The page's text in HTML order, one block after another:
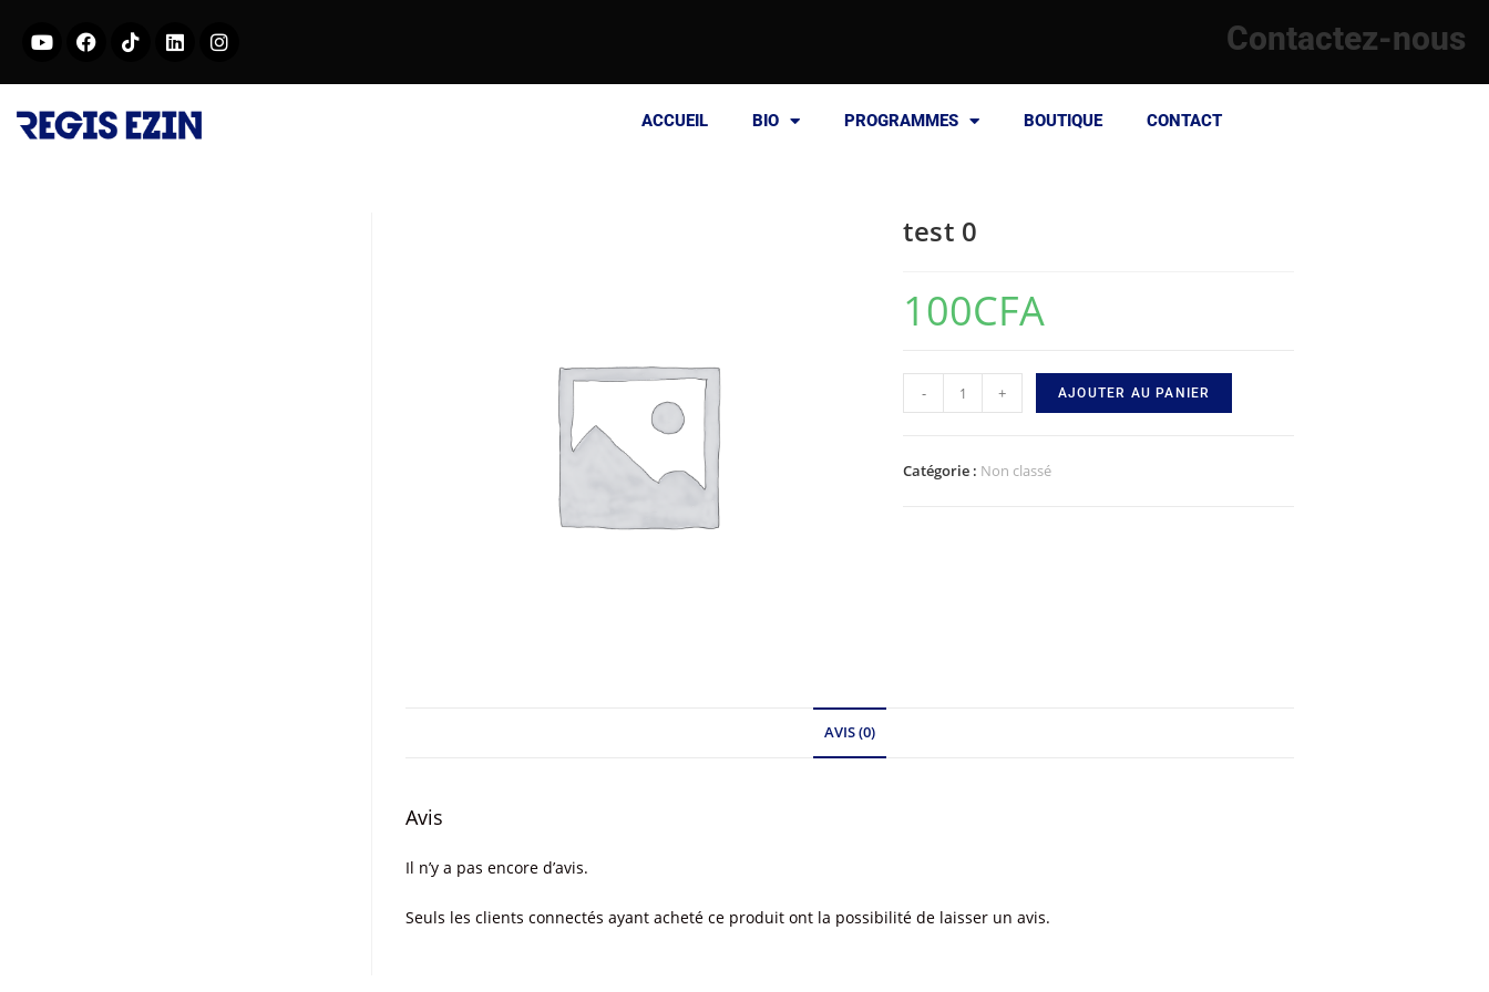
Contactez-nous
ACCUEIL BIO PROGRAMMES BOUTIQUE CONTACT
test 0
100CFA
- + AJOUTER AU PANIER
Catégorie : Non classé
AVIS (0)
Avis
Il n’y a pas encore d’avis.
Seuls les clients connectés ayant acheté ce produit ont la possibilité de laisser un avis.